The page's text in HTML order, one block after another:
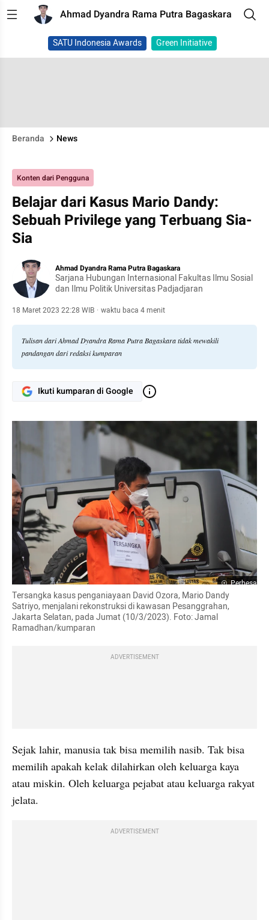
Ahmad Dyandra Rama Putra Bagaskara
SATU Indonesia Awards Green Initiative
Beranda News
Konten dari Pengguna
Belajar dari Kasus Mario Dandy:
Sebuah Privilege yang Terbuang Sia-
Sia
Ahmad Dyandra Rama Putra Bagaskara
Sarjana Hubungan Internasional Fakultas Ilmu Sosial
dan Ilmu Politik Universitas Padjadjaran
18 Maret 2023 22:28 WIB · waktu baca 4 menit
Tulisan dari Ahmad Dyandra Rama Putra Bagaskara tidak mewakili
pandangan dari redaksi kumparan
Ikuti kumparan di Google
Perbesar
Tersangka kasus penganiayaan David Ozora, Mario Dandy
Satriyo, menjalani rekonstruksi di kawasan Pesanggrahan,
Jakarta Selatan, pada Jumat (10/3/2023). Foto: Jamal
Ramadhan/kumparan
ADVERTISEMENT
Sejak lahir, manusia tak bisa memilih nasib. Tak bisa
memilih apakah kelak dilahirkan oleh keluarga kaya
atau miskin. Oleh keluarga pejabat atau keluarga rakyat
jelata.
ADVERTISEMENT